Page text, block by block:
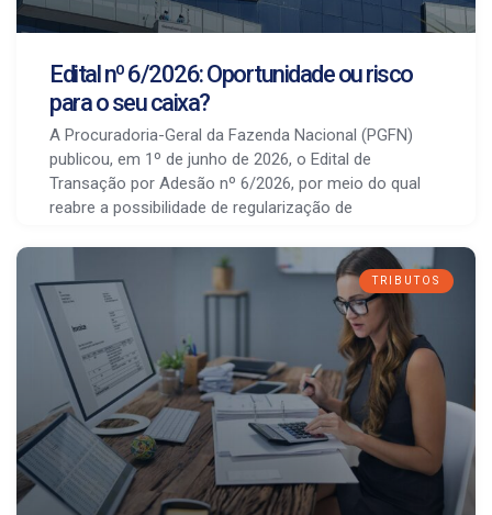
Edital nº 6/2026: Oportunidade ou risco
para o seu caixa?
A Procuradoria-Geral da Fazenda Nacional (PGFN)
publicou, em 1º de junho de 2026, o Edital de
Transação por Adesão nº 6/2026, por meio do qual
reabre a possibilidade de regularização de
TRIBUTOS